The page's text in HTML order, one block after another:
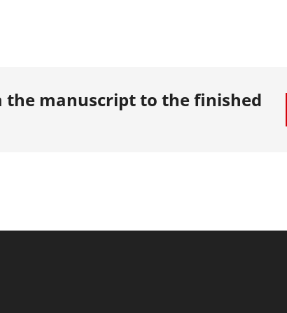
the manuscript to the finished